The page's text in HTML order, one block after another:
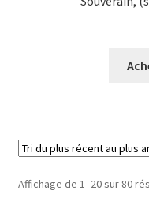
Affichage de 1–20 sur 80